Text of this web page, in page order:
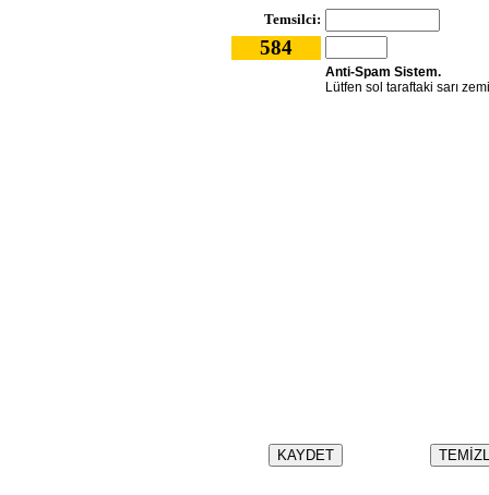
Temsilci:
584
Anti-Spam Sistem.
Lütfen sol taraftaki sarı